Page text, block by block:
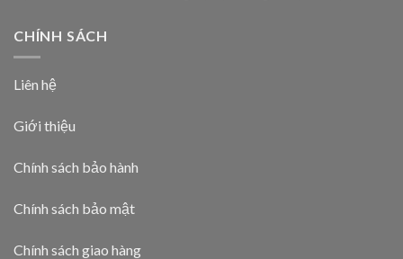
CHÍNH SÁCH
Liên hệ
Giới thiệu
Chính sách bảo hành
Chính sách bảo mật
Chính sách giao hàng